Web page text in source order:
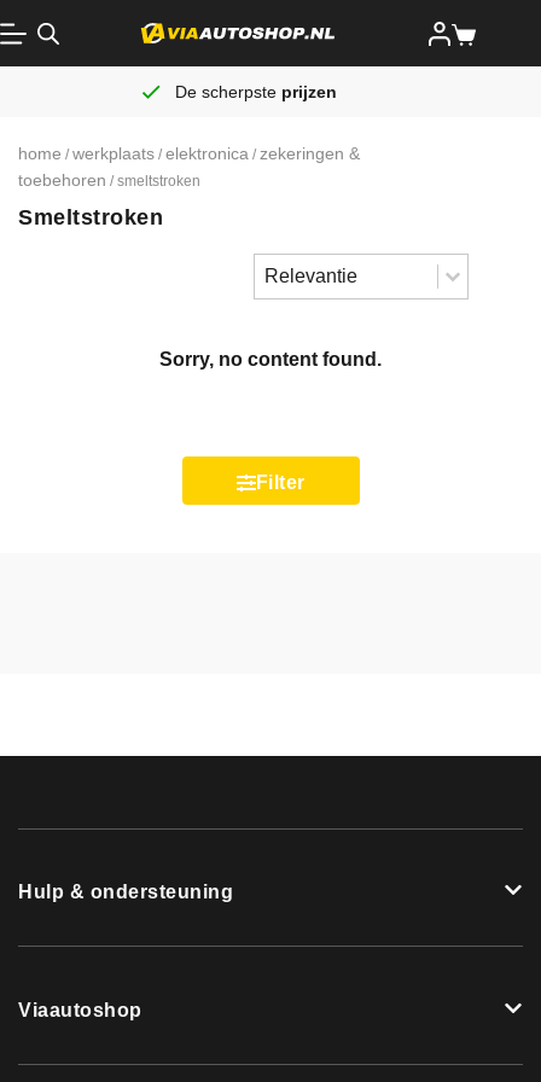
De scherpste prijzen
home / werkplaats / elektronica / zekeringen &
toebehoren / smeltstroken
Smeltstroken
Sorteren
Sort content
Sort content
Sorry, no content found.
Filter
Hulp & ondersteuning
Viaautoshop